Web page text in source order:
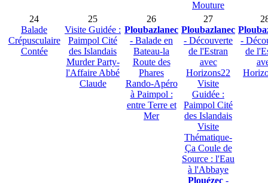
Mouture
24
Balade
Crépusculaire
Contée
25
Visite Guidée :
Paimpol Cité
des Islandais
Murder Party-
l'Affaire Abbé
Claude
26
Ploubazlanec
- Balade en
Bateau-la
Route des
Phares
Rando-Apéro
à Paimpol :
entre Terre et
Mer
27
Ploubazlanec
- Découverte
de l'Estran
avec
Horizons22
Visite
Guidée :
Paimpol Cité
des Islandais
Visite
Thématique-
Ça Coule de
Source : l'Eau
à l'Abbaye
Plouézec -
-
de